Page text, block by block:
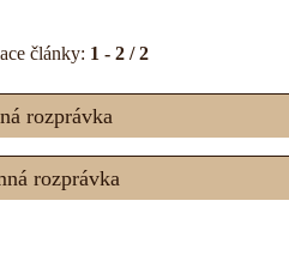
články: 1 - 2 / 2
rozprávka
rozprávka